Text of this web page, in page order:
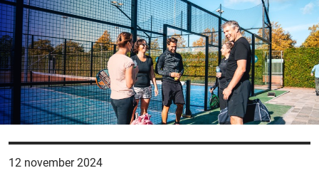
12 november 2024